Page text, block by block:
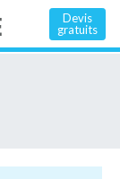
Devis
gratuits